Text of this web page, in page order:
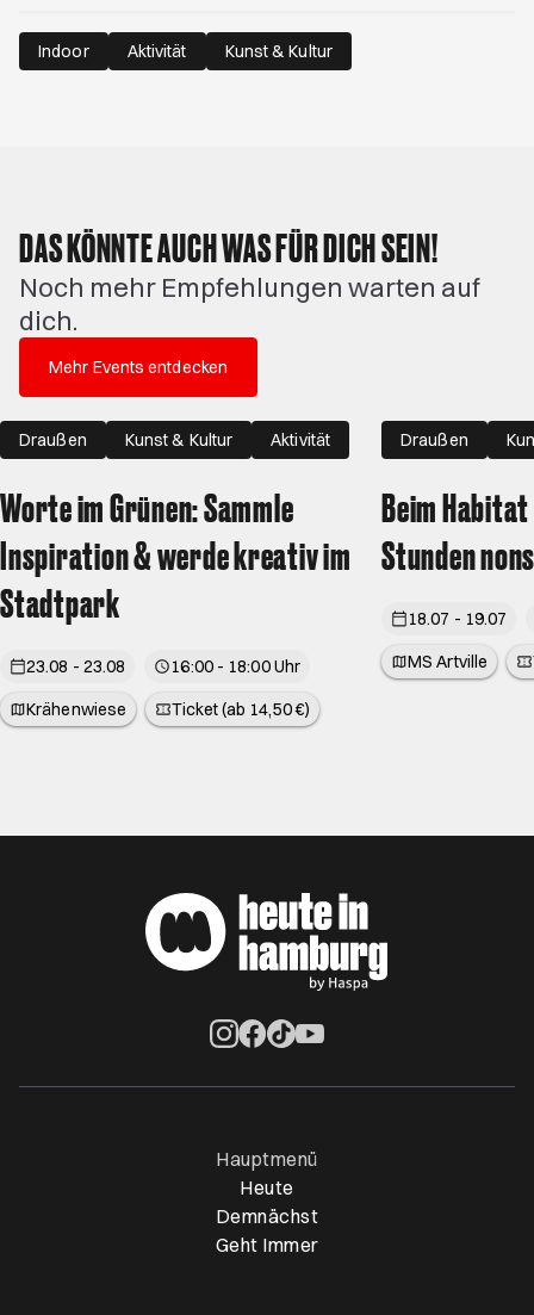
Indoor Aktivität Kunst & Kultur
DAS KÖNNTE AUCH WAS FÜR DICH SEIN!
Noch mehr Empfehlungen warten auf
dich.
Mehr Events entdecken
Draußen Kunst & Kultur Aktivität
Worte im Grünen: Sammle
Inspiration & werde kreativ im
Stadtpark
23.08 - 23.08
16:00 - 18:00 Uhr
Krähenwiese
Ticket (ab 14,50 €)
Draußen
Beim
Stunden
18.07 - 19.07
MS Artville
Hauptmenü
Heute
Demnächst
Geht Immer